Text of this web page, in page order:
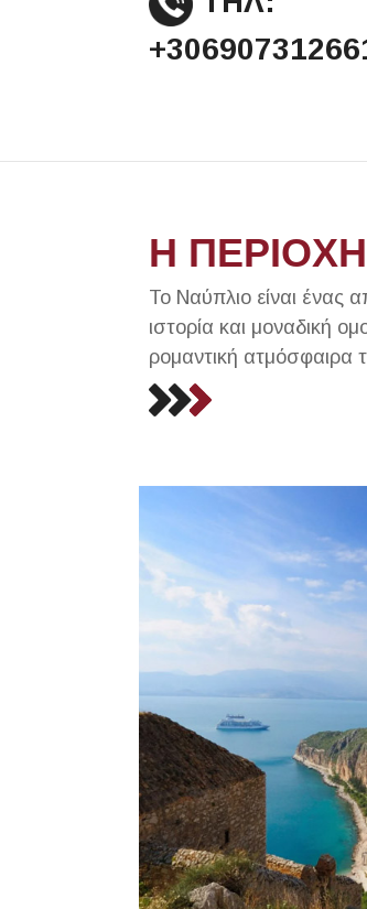
Η
Το Ναύπλιο είναι ένας
ιστορία και μοναδική
ρομαντική ατμόσφαιρα